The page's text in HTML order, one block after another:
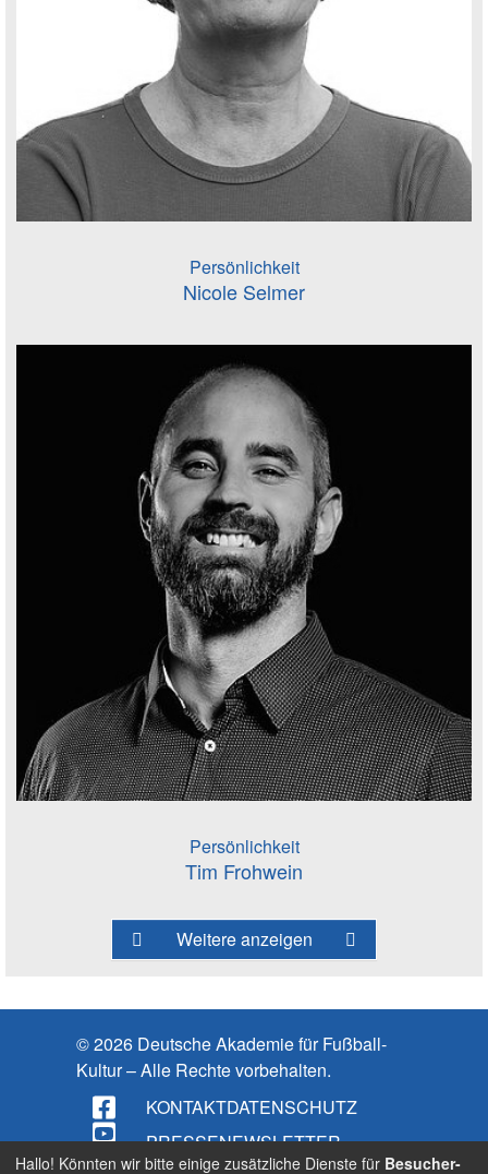
Persönlichkeit
Nicole Selmer
Persönlichkeit
Tim Frohwein
Weitere anzeigen
© 2026 Deutsche Akademie für Fußball-
Kultur – Alle Rechte vorbehalten.
KONTAKTDATENSCHUTZ
PRESSENEWSLETTER
Hallo! Könnten wir bitte einige zusätzliche Dienste für Besucher-